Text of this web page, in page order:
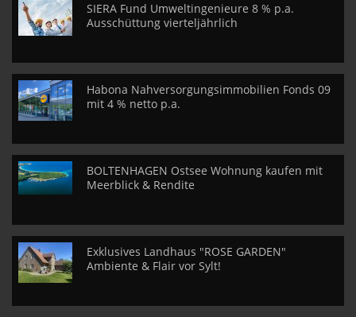
SIERA Fund Umweltingenieure 8 % p.a.
Ausschüttung vierteljährlich
Habona Nahversorgungsimmobilien Fonds 09
mit 4 % netto p.a.
BOLTENHAGEN Ostsee Wohnung kaufen mit
Meerblick & Rendite
Exklusives Landhaus "ROSE GARDEN"
Ambiente & Flair vor Sylt!